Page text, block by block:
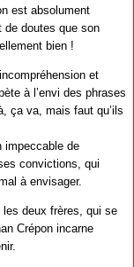
est absolument
de doutes que son
bien !
et
à l’envi des phrases
ça va, mais faut qu’ils
impeccable de
convictions, qui
à envisager.
deux frères, qui se
Crépon incarne